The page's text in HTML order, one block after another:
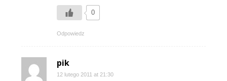
0
Odpowiedz
pik
12 lutego 2011 at 21:30